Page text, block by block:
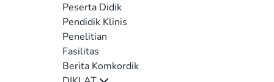
Peserta Didik
Pendidik Klinis
Penelitian
Fasilitas
Berita Komkordik